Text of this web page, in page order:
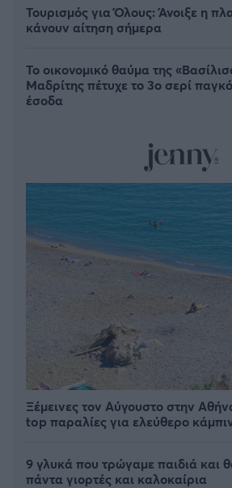
Τουρισμός για Όλους: Άνοιξε η
κάνουν αίτηση σήμερα
Το οικονομικό θαύμα της
Μαδρίτης πέτυχε το 3ο σερί
έσοδα
Ξέμεινες τον Αύγουστο στην
top παραλίες για ελεύθερο
9 γλυκά που τρώγαμε παιδιά και
πάντα γιορτές και καλοκαίρια